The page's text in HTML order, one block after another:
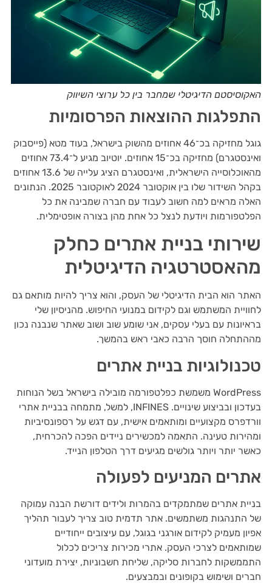
האקוסיסטם הדיגיטלי שמחבר בין כל ערוצי השיווק
התפלגות ההוצאות הפרסומיות
גוגל מחזיקה בכ־46 אחוזים מהשוק בישראל, בעוד מטא (פייסבוק
ואינסטגרם) מחזיקה בכ־15 אחוזים. יוטיוב מגיע ל־73.4 אחוזים
מהאוכלוסייה הישראלית, ואינסטגרם הציג עלייה של 13.6 אחוזים
בקהל השידור שלו בין אוקטובר 2024 לאוקטובר 2025. הנתונים
האלה מראים למה חשוב לעבוד עם חברה שמבינה את כל
הפלטפורמות ויודעת לנצל כל אחת מהן בצורה אופטימלית.
שירותי בניית אתרים כחלק
מהאסטרטגיה הדיגיטלית
האתר הוא הבית הדיגיטלי של העסק, והוא צריך להיות מותאם גם
לחוויית המשתמש וגם לקידום במנועי החיפוש. מהניסיון שלי
בראיונות עם בעלי עסקים, אני שומע שוב ושוב שאתר שנבנה נכון
מההתחלה חוסך הרבה כאבי ראש בהמשך.
טכנולוגיות בניית אתרים
WordPress משמשת כפלטפורמה מובילה בישראל בשל הנוחות
בעדכון ובביצוע שינויים. INFINES, למשל, מתמחה בבניית אתרי
וורדפרס מקצועיים ומותאמים אישית, עם דגש על רספונסיביות
ומהירות טעינה. התאמה למכשירים ניידים הפכה להכרחית,
כאשר יותר ויותר גולשים מגיעים דרך הטלפון הנייד.
אתרים המניעים לפעולה
בניית אתרים שמתמקדים בהמרות ולידים דורשת הבנה עמוקה
של התנהגות משתמשים. אתר תדמית טוב צריך לעבור תהליך
אפיון מעמיק לקידום אורגני בגוגל, עם עיצובים ייחודיים
שמותאמים לצרכי העסק. אתרי מכירות צריכים לכלול
התממשקות לחברות סליקה, שליחת חשבוניות, יצירת מועדוני
חברים ושימוש בקופונים ובמבצעים.